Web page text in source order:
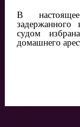
В
задержанного
судом
домашнего